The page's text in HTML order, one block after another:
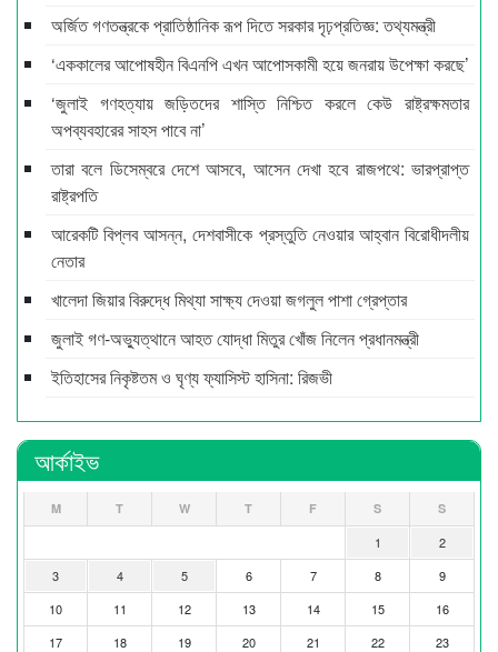
অর্জিত গণতন্ত্রকে প্রাতিষ্ঠানিক রূপ দিতে সরকার দৃঢ়প্রতিজ্ঞ: তথ্যমন্ত্রী
‘এককালের আপোষহীন বিএনপি এখন আপোসকামী হয়ে জনরায় উপেক্ষা করছে’
‘জুলাই গণহত্যায় জড়িতদের শাস্তি নিশ্চিত করলে কেউ রাষ্ট্রক্ষমতার
অপব্যবহারের সাহস পাবে না’
তারা বলে ডিসেম্বরে দেশে আসবে, আসেন দেখা হবে রাজপথে: ভারপ্রাপ্ত
রাষ্ট্রপতি
আরেকটি বিপ্লব আসন্ন, দেশবাসীকে প্রস্তুতি নেওয়ার আহ্বান বিরোধীদলীয়
নেতার
খালেদা জিয়ার বিরুদ্ধে মিথ্যা সাক্ষ্য দেওয়া জগলুল পাশা গ্রেপ্তার
জুলাই গণ-অভ্যুত্থানে আহত যোদ্ধা মিতুর খোঁজ নিলেন প্রধানমন্ত্রী
ইতিহাসের নিকৃষ্টতম ও ঘৃণ্য ফ্যাসিস্ট হাসিনা: রিজভী
আর্কাইভ
M T W T F S S
1
2
3
4 5 6 7 8
9
10
11 12 13 14 15
16
17
18 19 20 21 22
23